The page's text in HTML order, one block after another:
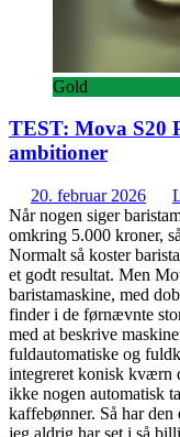
Gold
TEST: Mova S20
ambitioner
20. februar 2026
Når nogen siger
omkring 5.000 kroner,
Normalt så koster
et godt resultat. Men
baristamaskine, med
finder i de førnævnte
med at beskrive
fuldautomatiske og
integreret konisk kværn
ikke nogen automatisk
kaffebønner. Så har
jeg aldrig har set i så